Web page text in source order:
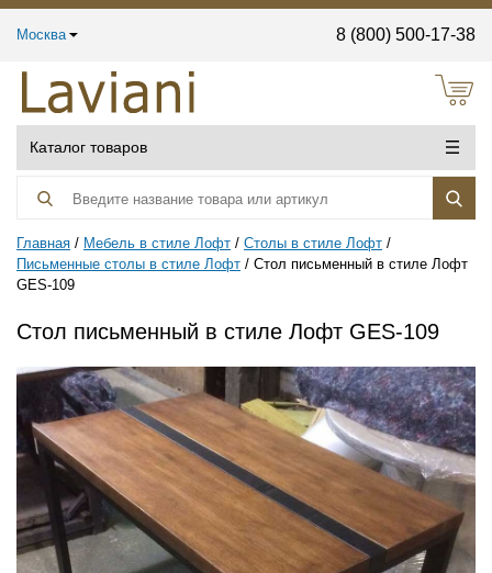
Москва 8 (800) 500-17-38
Каталог товаров
Главная Мебель в стиле Лофт
Столы в стиле Лофт
Письменные столы в стиле Лофт
Стол письменный в стиле Лофт
GES-109
Стол письменный в стиле Лофт GES-109